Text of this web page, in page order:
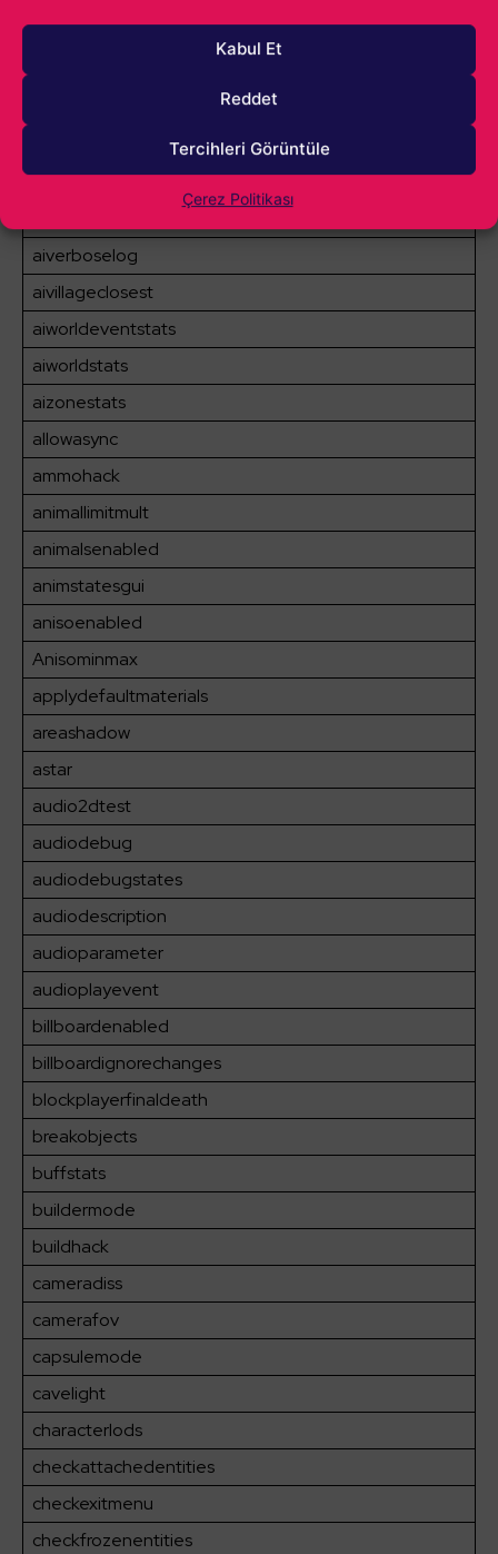
Kabul Et
Reddet
Tercihleri Görüntüle
Çerez Politikası
aithoughtnocooldown
aiverboselog
aivillageclosest
aiworldeventstats
aiworldstats
aizonestats
allowasync
ammohack
animallimitmult
animalsenabled
animstatesgui
anisoenabled
Anisominmax
applydefaultmaterials
areashadow
astar
audio2dtest
audiodebug
audiodebugstates
audiodescription
audioparameter
audioplayevent
billboardenabled
billboardignorechanges
blockplayerfinaldeath
breakobjects
buffstats
buildermode
buildhack
cameradiss
camerafov
capsulemode
cavelight
characterlods
checkattachedentities
checkexitmenu
checkfrozenentities